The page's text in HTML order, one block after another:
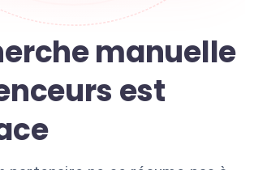
manuelle
est